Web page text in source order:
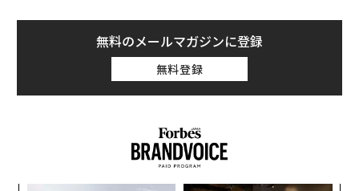
無料のメールマガジンに登録
無料登録